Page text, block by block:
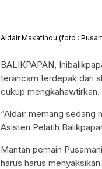
Aldair Makatindu (foto :
BALIKPAPAN,
terancam terdepak dari
cukup mengkahawtirkan.
“Aldair memang sedang
Asisten Pelatih
Mantan pemain
harus harus